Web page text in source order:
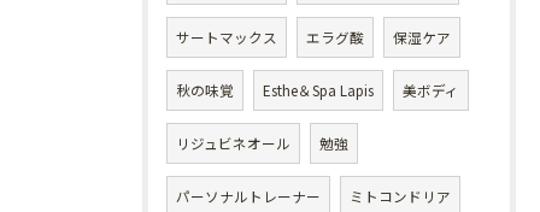
サートマックス エラグ酸 保湿ケア
秋の味覚 Esthe＆Spa Lapis 美ボディ
リジュビネオール 勉強
パーソナルトレーナー ミトコンドリア